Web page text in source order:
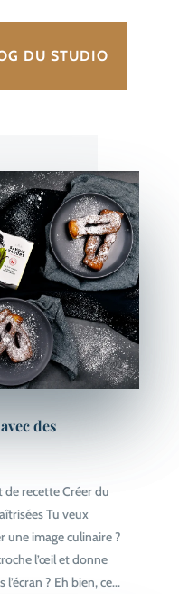
DU STUDIO
des
recette Créer du
Tu veux
une image culinaire ?
l’œil et donne
? Eh bien, ce...